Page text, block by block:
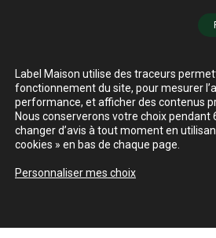
Label Maison utilise des traceurs
fonctionnement du site, pour mesurer
performance, et afficher des contenus
Nous conserverons votre choix pendant
changer d’avis à tout moment en
cookies » en bas de chaque page.
Personnaliser mes choix